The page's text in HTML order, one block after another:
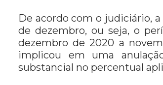
De acordo com o judiciário,
de dezembro, ou seja, o
dezembro de 2020 a
implicou em uma
substancial no percentual